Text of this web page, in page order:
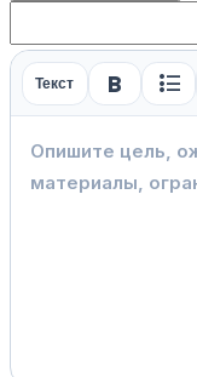
Текст format_bold format_list_bulleted